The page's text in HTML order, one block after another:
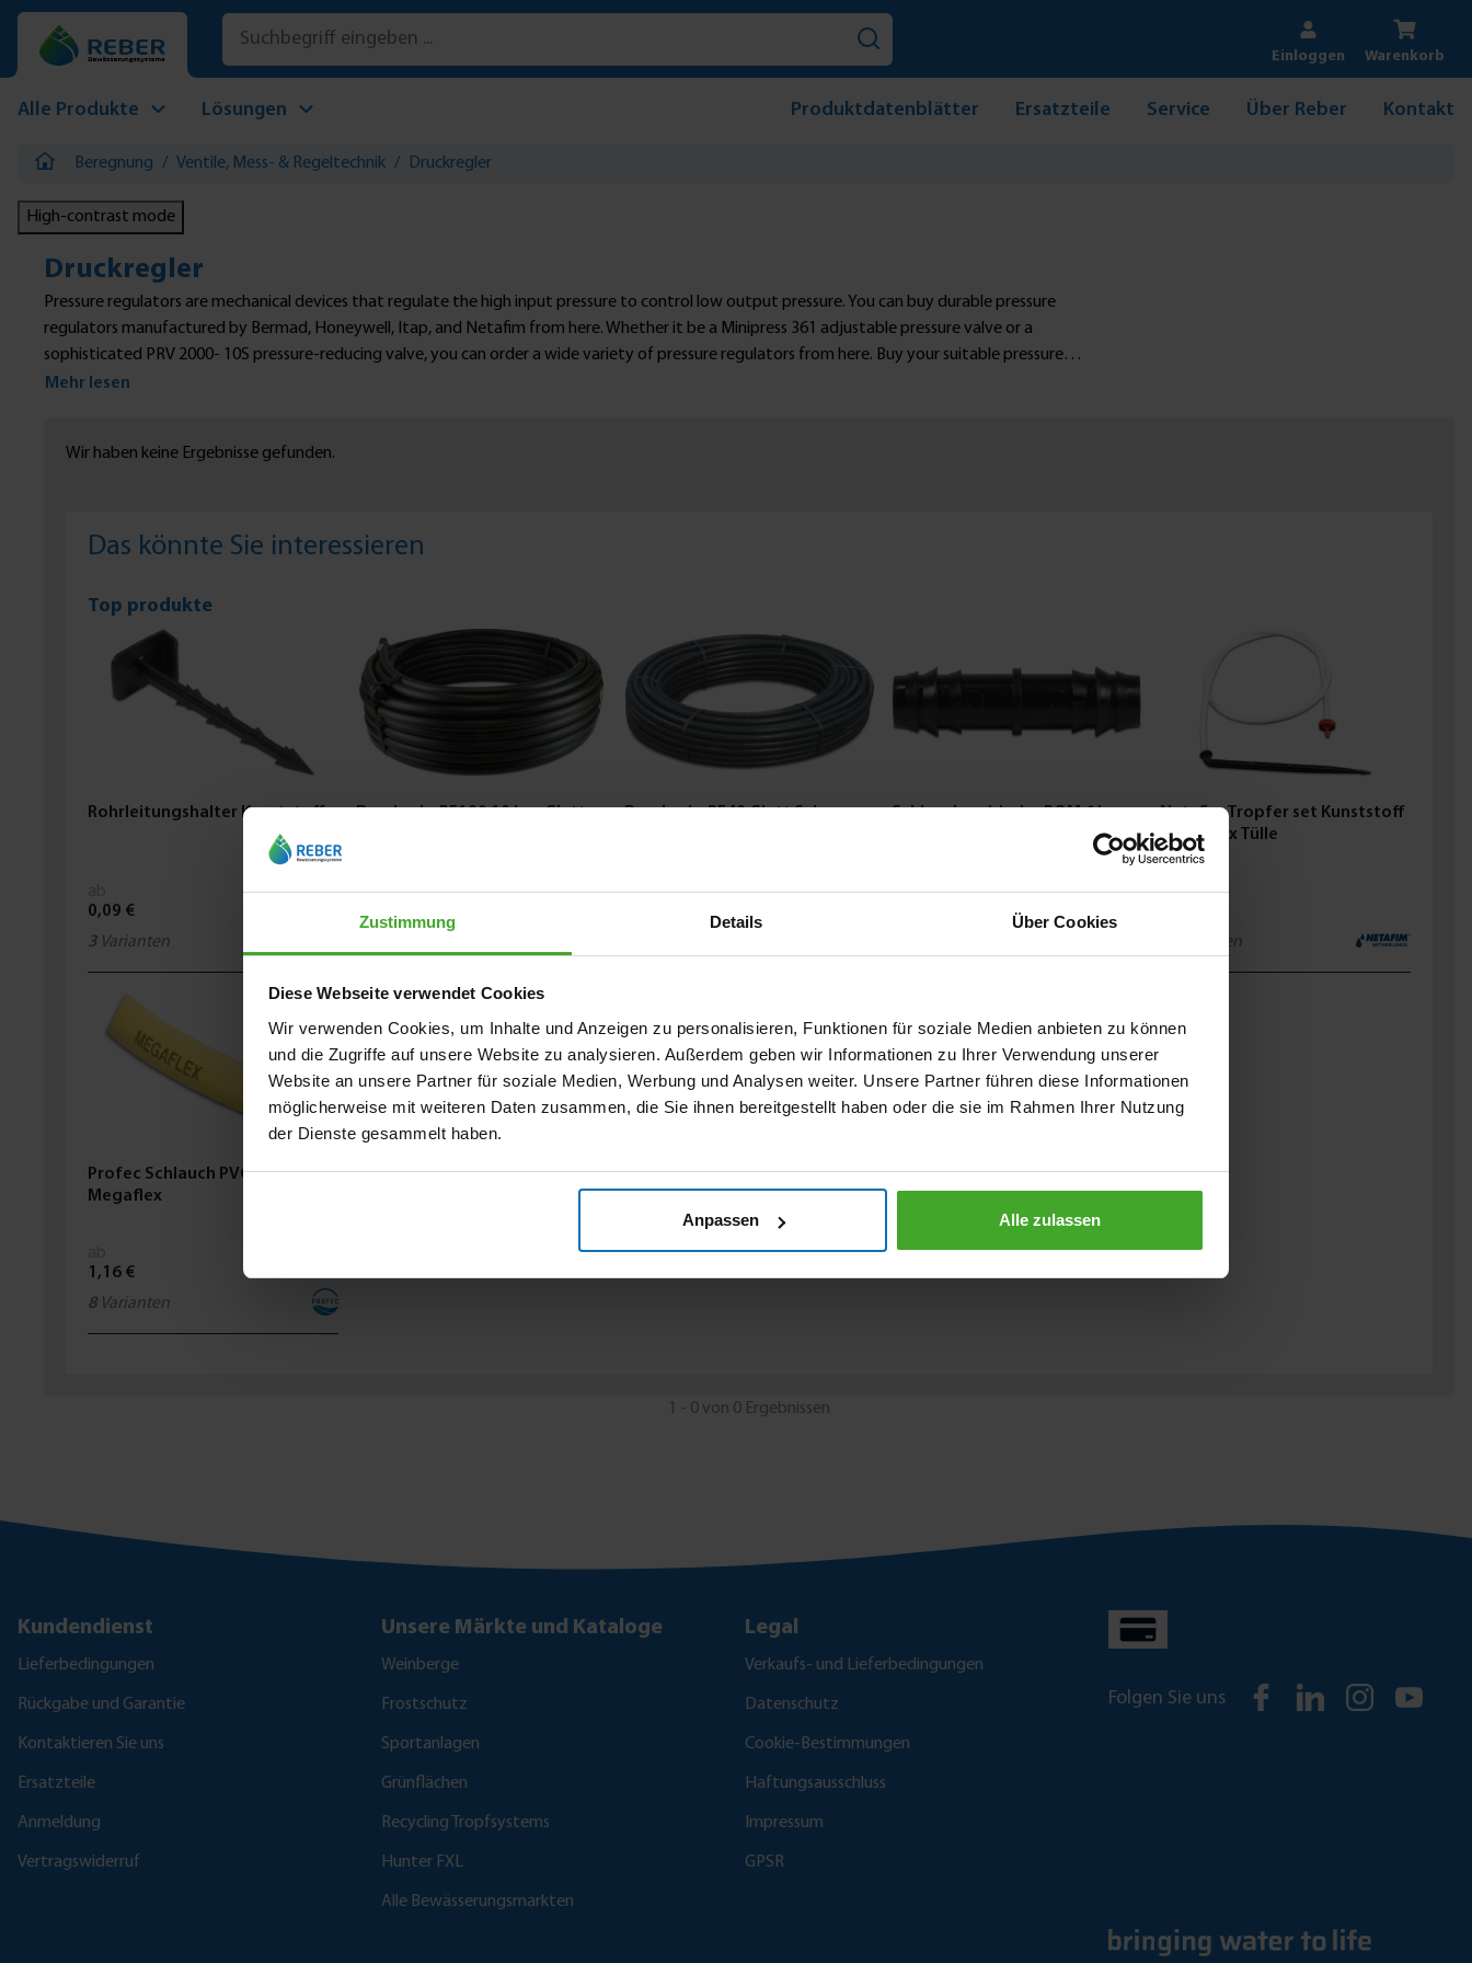
Zustimmung Details Über Cookies
Diese Webseite verwendet Cookies
Wir verwenden Cookies, um Inhalte und Anzeigen zu personalisieren, Funktionen für soziale Medien anbieten zu können
und die Zugriffe auf unsere Website zu analysieren. Außerdem geben wir Informationen zu Ihrer Verwendung unserer
Website an unsere Partner für soziale Medien, Werbung und Analysen weiter. Unsere Partner führen diese Informationen
möglicherweise mit weiteren Daten zusammen, die Sie ihnen bereitgestellt haben oder die sie im Rahmen Ihrer Nutzung
der Dienste gesammelt haben.
Anpassen Alle zulassen
Hauptinhalt springen
Zur Suche springen
Zur Hauptnavigation springen
Einloggen Warenkorb
Alle Produkte Lösungen Produktdatenblätter Ersatzteile Service Über Reber Kontakt
Beregnung / Ventile, Mess- & Regeltechnik / Druckregler
High-contrast mode
Druckregler
Pressure regulators are mechanical devices that regulate the high input pressure to control low output pressure. You can buy durable pressure
regulators manufactured by Bermad, Honeywell, Itap, and Netafim from here. Whether it be a Minipress 361 adjustable pressure valve or a
sophisticated PRV 2000- 10S pressure-reducing valve, you can order a wide variety of pressure regulators from here. Buy your suitable pressure
regulators which have a flow rate between 0.05 m³/h to 40 m³/h. They come in the female thread and male thread connection types.
Mehr lesen
Wir haben keine Ergebnisse gefunden.
Das könnte Sie interessieren
Top produkte
Rohrleitungshalter Kunststoff
0,09 €
3 Varianten
Druckrohr PE100 10 bar Glatt
ab
Druckrohr PE40 Glatt Schwarz
ab
Schlauchverbinder POM 6 bar
ab
Netafim Tropfer set Kunststoff
Einsteck x Tülle
ab
Varianten
Profec Schlauch PVC Gelb Typ
Megaflex
1,16 €
8 Varianten
1 - 0 von 0 Ergebnissen
Kundendienst
Lieferbedingungen
Rückgabe und Garantie
Kontaktieren Sie uns
Ersatzteile
Anmeldung
Vertragswiderruf
Unsere Märkte und Kataloge
Weinberge
Frostschutz
Sportanlagen
Grünflächen
Recycling Tropfsystems
Hunter FXL
Alle Bewässerungsmarkten
Legal
Verkaufs- und Lieferbedingungen
Datenschutz
Cookie-Bestimmungen
Haftungsausschluss
Impressum
GPSR
Folgen Sie uns